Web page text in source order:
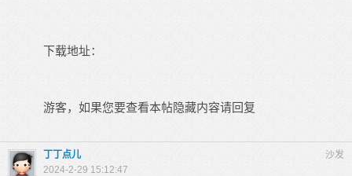
下载地址：
游客，如果您要查看本帖隐藏内容请回复
沙发
丁丁点儿
2024-2-29 15:12:47